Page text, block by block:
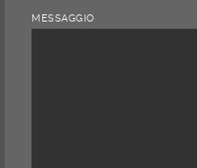
MESSAGGIO